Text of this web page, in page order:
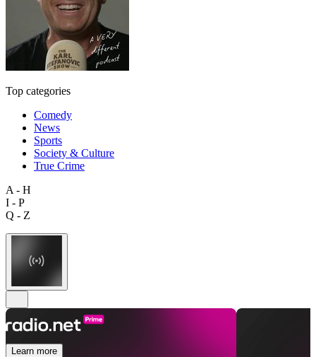
Top categories
Comedy
News
Sports
Society & Culture
True Crime
A - H
I - P
Q - Z
Learn more